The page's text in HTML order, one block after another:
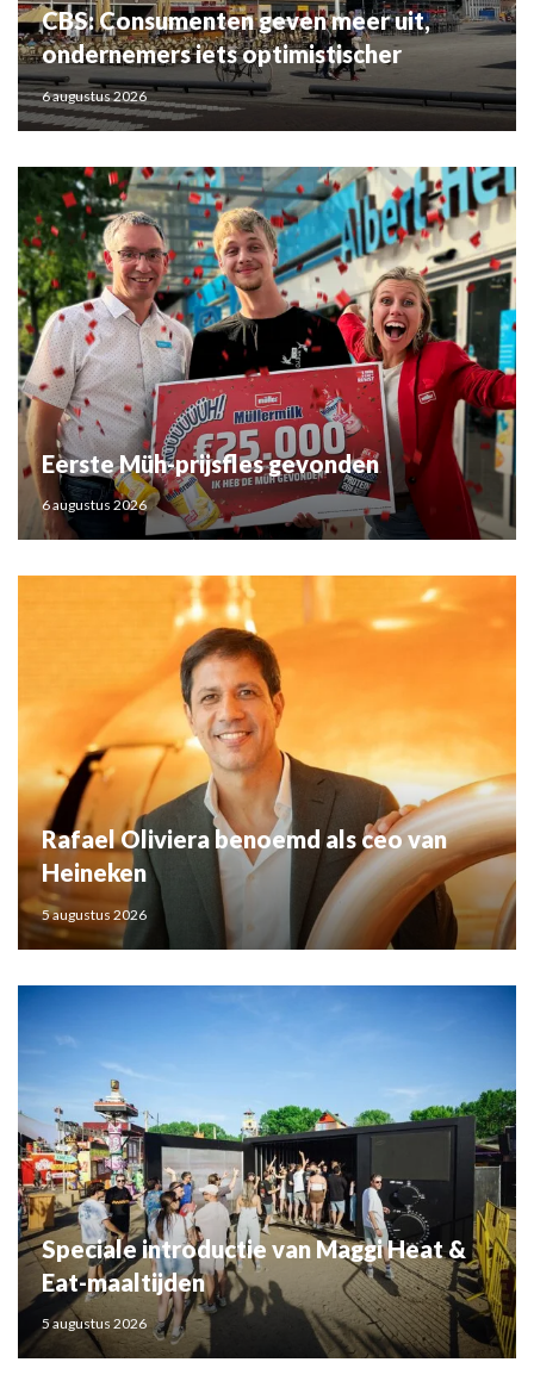
CBS: Consumenten geven meer uit,
ondernemers iets optimistischer
6 augustus 2026
Eerste Müh-prijsfles gevonden
6 augustus 2026
Rafael Oliviera benoemd als ceo van
Heineken
5 augustus 2026
Speciale introductie van Maggi Heat &
Eat-maaltijden
5 augustus 2026